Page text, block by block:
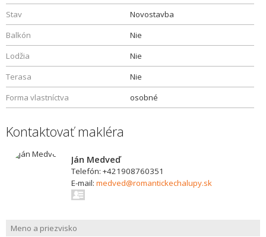
Stav
Novostavba
Balkón
Nie
Lodžia
Nie
Terasa
Nie
Forma vlastníctva
osobné
Kontaktovať makléra
Ján Medveď
Telefón: +421908760351
E-mail: medved@romantickechalupy.sk